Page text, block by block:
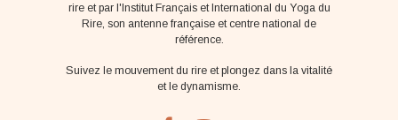
rire et par l'Institut Français et International du Yoga du
Rire, son antenne française et centre national de
référence.
Suivez le mouvement du rire et plongez dans la vitalité
et le dynamisme.